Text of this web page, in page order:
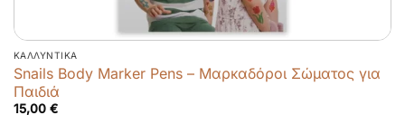
ΚΑΛΛΥΝΤΙΚΆ
Snails Body Marker Pens – Μαρκαδόροι Σώματος για
Παιδιά
15,00 €